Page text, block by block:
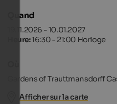
Quand
19.11.2026 - 10.01.2027
Heure:16:30 - 21:00 Horloge
Gardens of Trauttmansdorff
Afficher sur la carte